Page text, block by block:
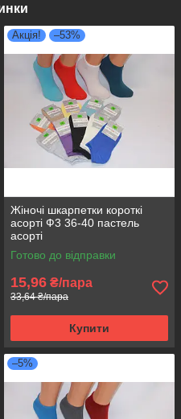
Акція! –53%
Жіночі шкарпетки короткі
асорті Ф3 36-40 пастель
асорті
Готово до відправки
15,96 ₴/пара
33,64 ₴/пара
Купити
–5%